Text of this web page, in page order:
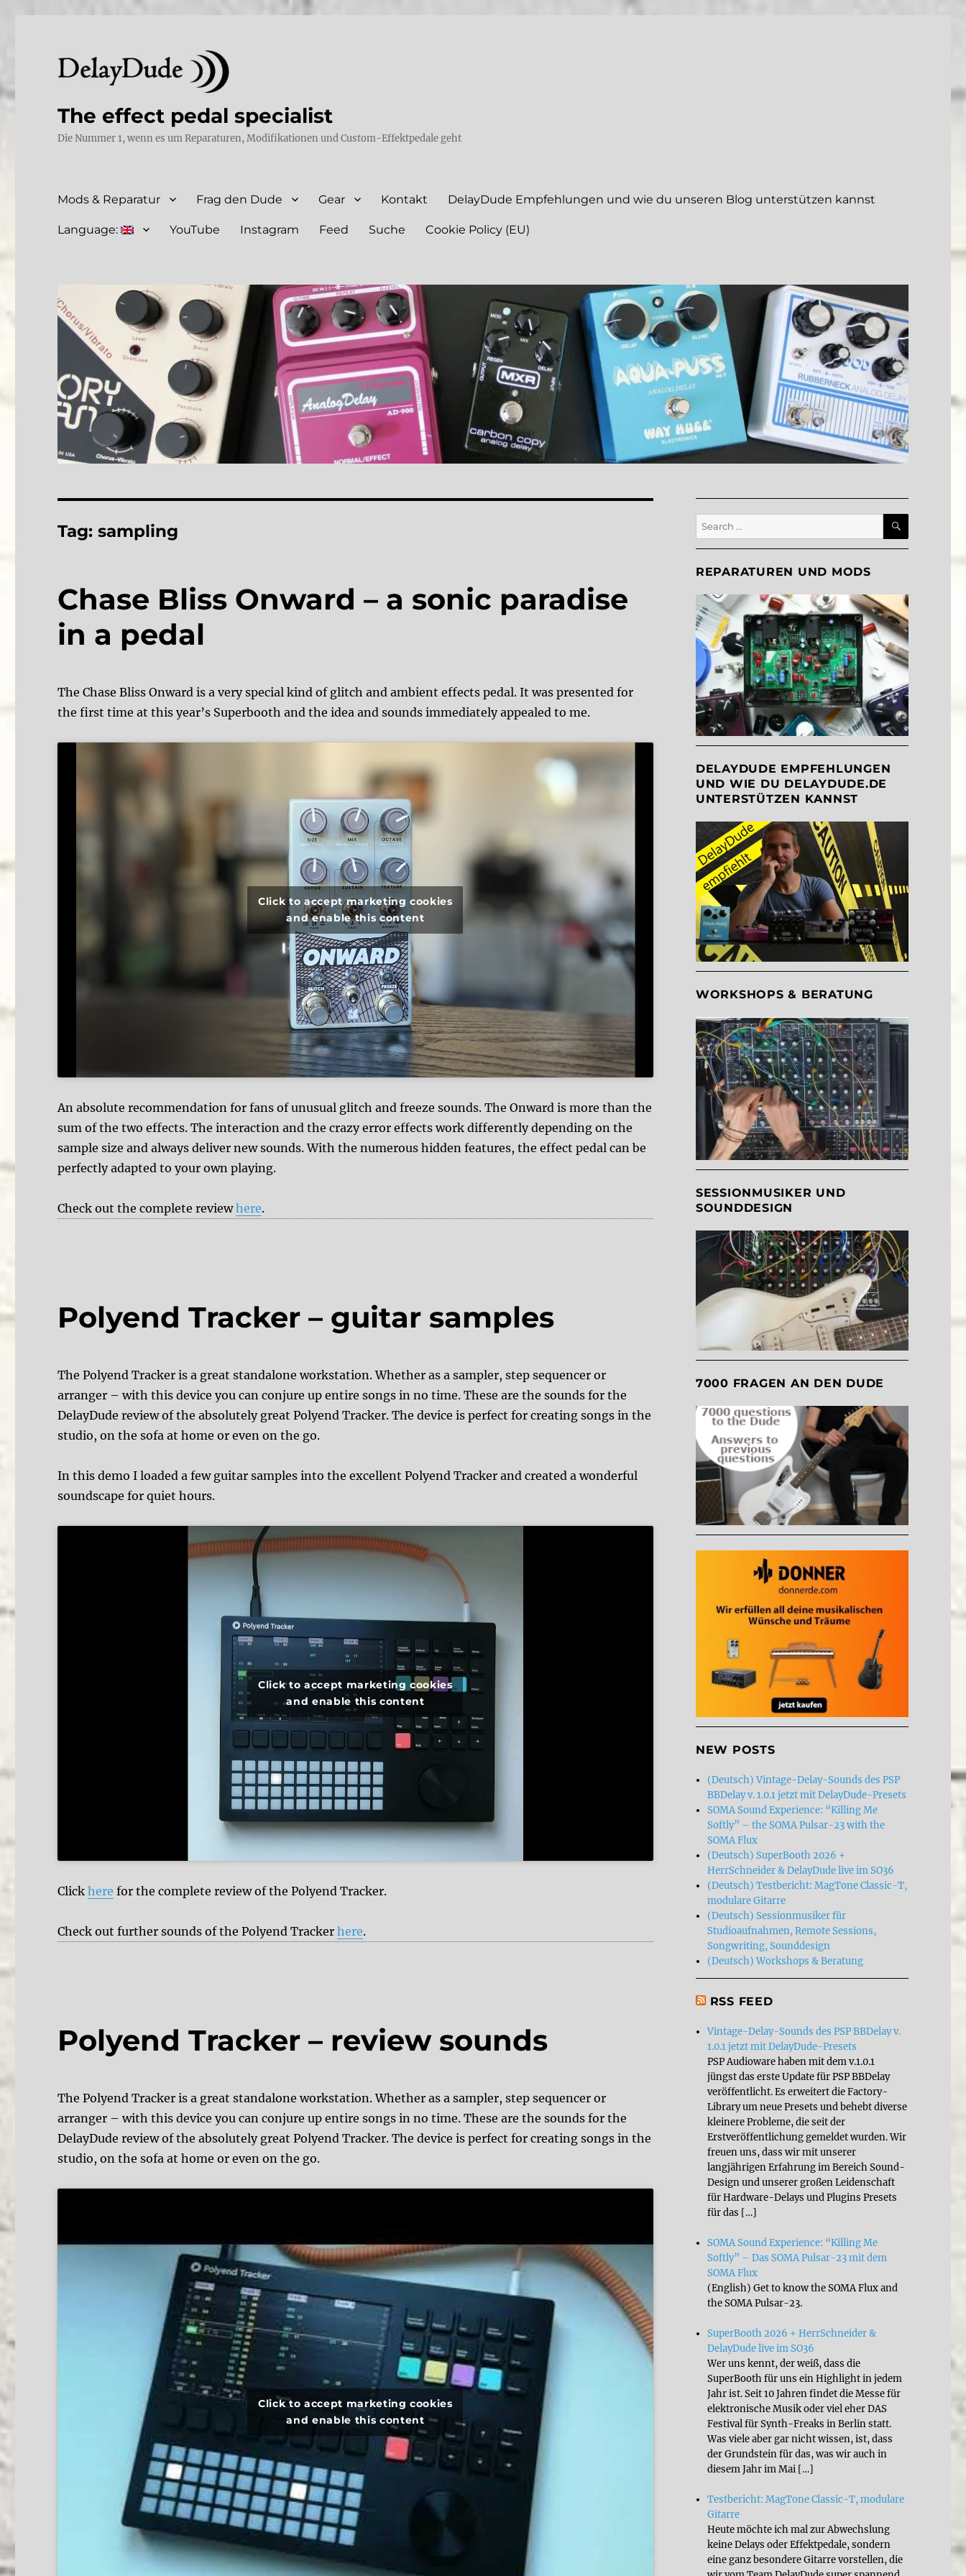
The effect pedal specialist
Die Nummer 1, wenn es um Reparaturen, Modifikationen und Custom-Effektpedale geht
Mods & Reparatur Frag den Dude Gear Kontakt DelayDude Empfehlungen und wie du unseren Blog unterstützen kannst
Language: YouTube Instagram Feed Suche Cookie Policy (EU)
Tag:sampling
Chase Bliss Onward – a sonic paradise
in a pedal
The Chase Bliss Onward is a very special kind of glitch and ambient effects pedal. It was presented for
the first time at this year’s Superbooth and the idea and sounds immediately appealed to me.
Click to accept marketing cookies
and enable this content
An absolute recommendation for fans of unusual glitch and freeze sounds. The Onward is more than the
sum of the two effects. The interaction and the crazy error effects work differently depending on the
sample size and always deliver new sounds. With the numerous hidden features, the effect pedal can be
perfectly adapted to your own playing.
Check out the complete reviewhere.
Polyend Tracker – guitar samples
The Polyend Tracker is a great standalone workstation. Whether as a sampler, step sequencer or
arranger – with this device you can conjure up entire songs in no time. These are the sounds for the
DelayDude review of the absolutely great Polyend Tracker. The device is perfect for creating songs in the
studio, on the sofa at home or even on the go.
In this demo I loaded a few guitar samples into the excellent Polyend Tracker and created a wonderful
soundscape for quiet hours.
Click to accept marketing cookies
and enable this content
Clickhere for the complete review of the Polyend Tracker.
Check out further sounds of the Polyend Trackerhere.
Polyend Tracker – review sounds
The Polyend Tracker is a great standalone workstation. Whether as a sampler, step sequencer or
arranger – with this device you can conjure up entire songs in no time. These are the sounds for the
DelayDude review of the absolutely great Polyend Tracker. The device is perfect for creating songs in the
studio, on the sofa at home or even on the go.
Click to accept marketing cookies
and enable this content
Search
for:
SEARCH
REPARATUREN UND MODS
DELAYDUDE EMPFEHLUNGEN
UND WIE DU DELAYDUDE.DE
UNTERSTÜTZEN KANNST
WORKSHOPS & BERATUNG
SESSIONMUSIKER UND
SOUNDDESIGN
7000 FRAGEN AN DEN DUDE
NEW POSTS
(Deutsch) Vintage-Delay-Sounds des PSP
BBDelay v. 1.0.1 jetzt mit DelayDude-Presets
SOMA Sound Experience: “Killing Me
Softly” – the SOMA Pulsar-23 with the
SOMA Flux
(Deutsch) SuperBooth 2026 +
HerrSchneider & DelayDude live im SO36
(Deutsch) Testbericht: MagTone Classic-T,
modulare Gitarre
(Deutsch) Sessionmusiker für
Studioaufnahmen, Remote Sessions,
Songwriting, Sounddesign
(Deutsch) Workshops & Beratung
RSS FEED
Vintage-Delay-Sounds des PSP BBDelay v.
1.0.1 jetzt mit DelayDude-Presets
PSP Audioware haben mit dem v.1.0.1
jüngst das erste Update für PSP BBDelay
veröffentlicht. Es erweitert die Factory-
Library um neue Presets und behebt diverse
kleinere Probleme, die seit der
Erstveröffentlichung gemeldet wurden. Wir
freuen uns, dass wir mit unserer
langjährigen Erfahrung im Bereich Sound-
Design und unserer großen Leidenschaft
für Hardware-Delays und Plugins Presets
für das […]
SOMA Sound Experience: “Killing Me
Softly” – Das SOMA Pulsar-23 mit dem
SOMA Flux
(English) Get to know the SOMA Flux and
the SOMA Pulsar-23.
SuperBooth 2026 + HerrSchneider &
DelayDude live im SO36
Wer uns kennt, der weiß, dass die
SuperBooth für uns ein Highlight in jedem
Jahr ist. Seit 10 Jahren findet die Messe für
elektronische Musik oder viel eher DAS
Festival für Synth-Freaks in Berlin statt.
Was viele aber gar nicht wissen, ist, dass
der Grundstein für das, was wir auch in
diesem Jahr im Mai […]
Testbericht: MagTone Classic-T, modulare
Gitarre
Heute möchte ich mal zur Abwechslung
keine Delays oder Effektpedale, sondern
eine ganz besondere Gitarre vorstellen, die